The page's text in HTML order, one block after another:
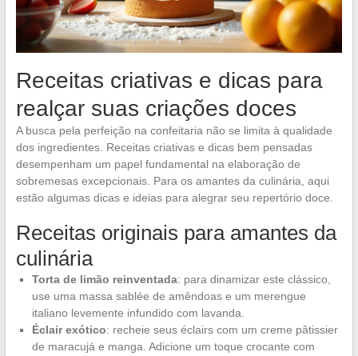
Receitas criativas e dicas para
realçar suas criações doces
A busca pela perfeição na confeitaria não se limita à qualidade
dos ingredientes. Receitas criativas e dicas bem pensadas
desempenham um papel fundamental na elaboração de
sobremesas excepcionais. Para os amantes da culinária, aqui
estão algumas dicas e ideias para alegrar seu repertório doce.
Receitas originais para amantes da
culinária
Torta de limão reinventada: para dinamizar este clássico,
use uma massa sablée de amêndoas e um merengue
italiano levemente infundido com lavanda.
Éclair exótico: recheie seus éclairs com um creme pâtissier
de maracujá e manga. Adicione um toque crocante com